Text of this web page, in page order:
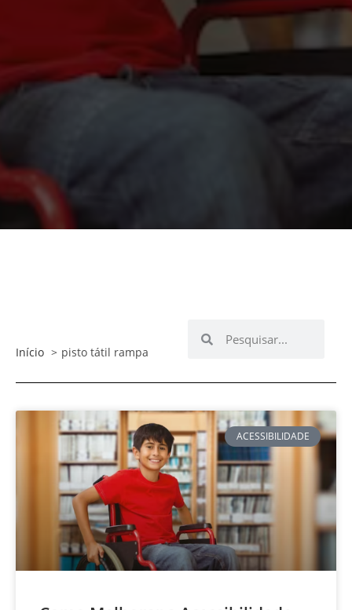
Início pisto tátil rampa
ACESSIBILIDADE